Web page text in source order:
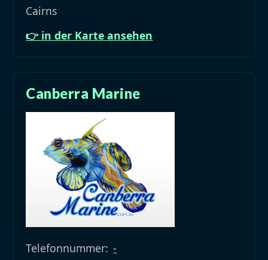
Cairns
👉 in der Karte ansehen
Canberra Marine
Telefonnummer: -